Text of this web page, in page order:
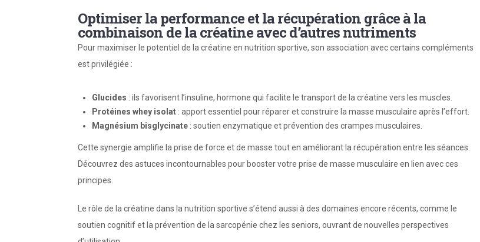
Optimiser la performance et la récupération grâce à la
combinaison de la créatine avec d’autres nutriments
Pour maximiser le potentiel de la créatine en nutrition sportive, son association avec certains compléments
est privilégiée :
Glucides : ils favorisent l’insuline, hormone qui facilite le transport de la créatine vers les muscles.
Protéines whey isolat : apport essentiel pour réparer et construire la masse musculaire après l’effort.
Magnésium bisglycinate : soutien enzymatique et prévention des crampes musculaires.
Cette synergie amplifie la prise de force et de masse tout en améliorant la récupération entre les séances.
Découvrez des astuces incontournables pour booster votre prise de masse musculaire en lien avec ces
principes.
Le rôle de la créatine dans la nutrition sportive s’étend aussi à des domaines encore récents, comme le
soutien cognitif et la prévention de la sarcopénie chez les seniors, ouvrant de nouvelles perspectives